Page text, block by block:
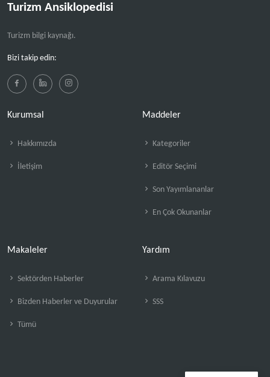
Turizm Ansiklopedisi
Turizm bilgi kaynağı.
Bizi takip edin:
Kurumsal
Hakkımızda
İletişim
Maddeler
Kategoriler
Editör Seçimi
Son Yayımlananlar
En Çok Okunanlar
Makaleler
Sektörden Haberler
Bizden Haberler ve Duyurular
Tümü
Yardım
Arama Kılavuzu
SSS